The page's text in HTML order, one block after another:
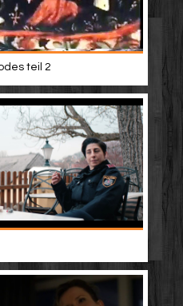
teil 2